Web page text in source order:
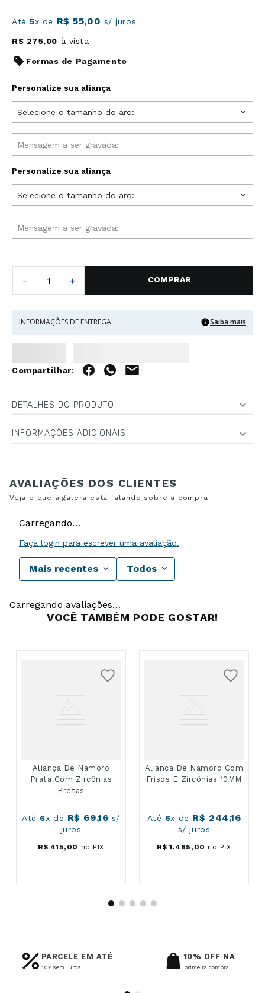
Até5x de R$ 55,00 s/ juros
R$ 275,00 à vista
Formas de Pagamento
Personalize sua aliança
Selecione o tamanho do aro:
Personalize sua aliança
Selecione o tamanho do aro:
＋
－
INFORMAÇÕES DE ENTREGA Saiba mais
DETALHES DO PRODUTO
INFORMAÇÕES ADICIONAIS
Carregando…
Faça login para escrever uma avaliação.
Mais recentes Todos
Carregando avaliações…
VOCÊ TAMBÉM PODE GOSTAR!
Aliança De Namoro
Prata Com Zircônias
Pretas
Até 6x de R$ 69,16 s/
juros
R$ 415, 00 no PIX
Aliança De Namoro Com
Frisos E Zircônias 10MM
Até 6x de R$ 244,16
s/ juros
R$ 1 .465 , 00 no PIX
PARCELE EM ATÉ
10x sem juros
10% OFF NA
primeira compra